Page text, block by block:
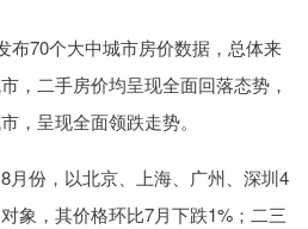
布70个大中城市房价数据，总体来
，二手房价均呈现全面回落态势，
，呈现全面领跌走势。
月份，以北京、上海、广州、深圳4
象，其价格环比7月下跌1%；二三